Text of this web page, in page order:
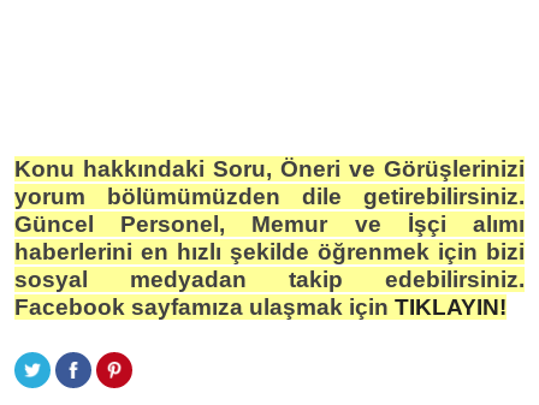
Konu hakkındaki Soru, Öneri ve Görüşlerinizi
yorum bölümümüzden dile getirebilirsiniz.
Güncel Personel, Memur ve İşçi alımı
haberlerini en hızlı şekilde öğrenmek için bizi
sosyal medyadan takip edebilirsiniz.
Facebook sayfamıza ulaşmak için TIKLAYIN!